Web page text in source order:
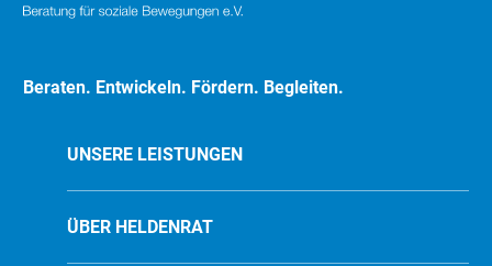
Beraten. Entwickeln. Fördern. Begleiten.
UNSERE LEISTUNGEN
ÜBER HELDENRAT